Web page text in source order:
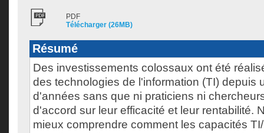
PDF
Télécharger (26MB)
Résumé
Des investissements colossaux ont été
des technologies de l'information (TI) depuis
d'années sans que ni praticiens ni
d'accord sur leur efficacité et leur rentabilité.
mieux comprendre comment les capacités